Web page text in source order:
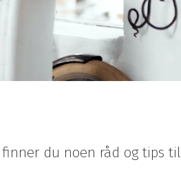
du noen råd og tips til